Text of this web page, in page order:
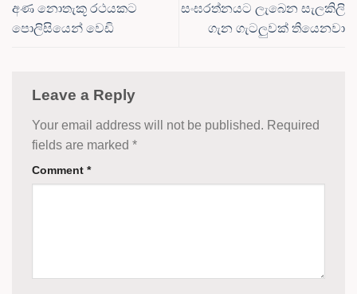
අණ නොතැකූ රථයකට
පොලිසියෙන් වෙඩි
සංඝරත්නයට ලැබෙන සැලකිලි
ගැන ගැටලුවක් තියෙනවා
Leave a Reply
Your email address will not be published. Required
fields are marked *
Comment *